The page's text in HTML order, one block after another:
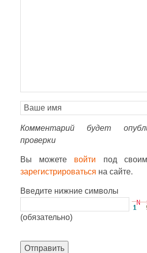
Комментарий будет
проверки
Вы можете войти под
зарегистрироваться на сайте.
Введите нижние символы
(обязательно)
Отправить